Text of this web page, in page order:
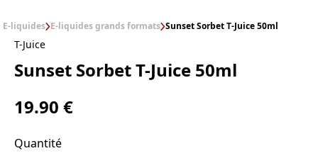
E-liquides E-liquides grands formats Sunset Sorbet T-Juice 50ml
T-Juice
Sunset Sorbet T-Juice 50ml
19.90 €
Quantité